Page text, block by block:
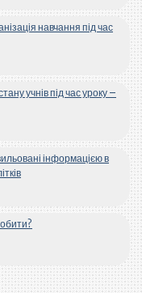
навчання під час
учнів під час уроку –
інформацією в